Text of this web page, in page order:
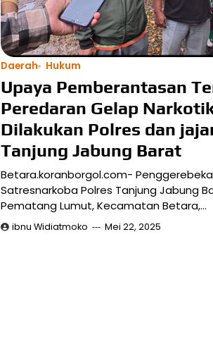
Daerah Hukum
Upaya Pemberantasan
Peredaran Gelap
Dilakukan Polres dan
Tanjung Jabung Barat
Betara.koranborgol.com-
Satresnarkoba Polres Tanjung Jabung
Pematang Lumut, Kecamatan Betara,…
ibnu Widiatmoko Mei 22, 2025